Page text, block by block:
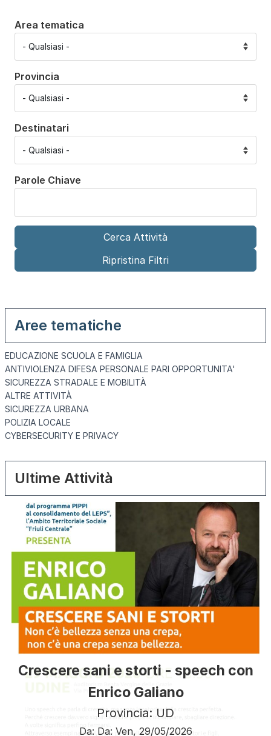
Area tematica
Provincia
Destinatari
Parole Chiave
Aree tematiche
EDUCAZIONE SCUOLA E FAMIGLIA
ANTIVIOLENZA DIFESA PERSONALE PARI OPPORTUNITA'
SICUREZZA STRADALE E MOBILITÀ
ALTRE ATTIVITÀ
SICUREZZA URBANA
POLIZIA LOCALE
CYBERSECURITY E PRIVACY
Ultime Attività
Crescere sani e storti - speech con
Enrico Galiano
Provincia: UD
Da: Da: Ven, 29/05/2026